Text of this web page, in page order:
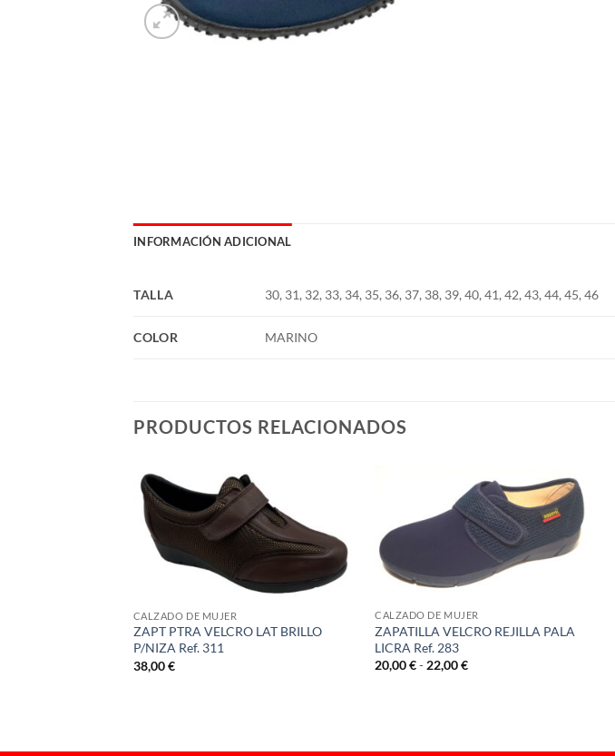
INFORMACIÓN ADICIONAL
TALLA 30, 31, 32, 33, 34, 35, 36, 37, 38, 39, 40, 41, 42, 43, 44, 45, 46
COLOR MARINO
PRODUCTOS RELACIONADOS
CALZADO DE MUJER
ZAPT PTRA VELCRO LAT BRILLO
P/NIZA Ref. 311
38,00€
CALZADO DE MUJER
ZAPATILLA VELCRO REJILLA PALA
LICRA Ref. 283
20,00€- 22,00€Rango